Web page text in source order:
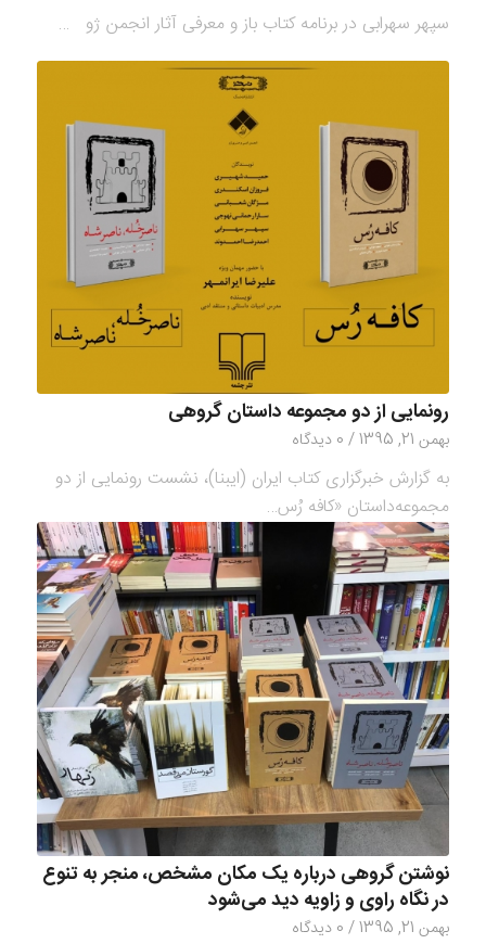
سپهر سهرابی در برنامه کتاب باز و معرفی آثار انجمن ژو …
رونمایی از دو مجموعه داستان گروهی
بهمن 21, 1395 / 0 دیدگاه
به گزارش خبرگزاری کتاب ایران (ایبنا)،‌ نشست رونمایی از دو
مجموعه‌داستان «کافه رُس…
نوشتن گروهی درباره یک مکان مشخص، منجر به تنوع
در نگاه راوی و زاویه دید می‌شود
بهمن 21, 1395 / 0 دیدگاه